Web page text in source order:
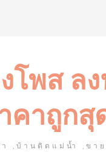
โพส ล
คาถูกสุ
,บ้านติดแม่น้ำ ,ข